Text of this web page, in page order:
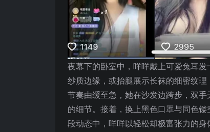
夜幕下的卧室中，咩咩戴上可爱兔耳
纱质边缘，或抬腿展示长袜的细密纹
节奏由缓至急，她在沙发边跨步，双
的细节。接着，换上黑色口罩与同色
段动态中，咩咩以轻松却极富张力的